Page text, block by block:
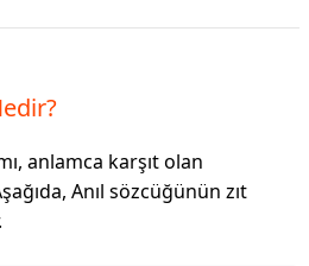
anlamca karşıt olan
Anıl sözcüğünün zıt